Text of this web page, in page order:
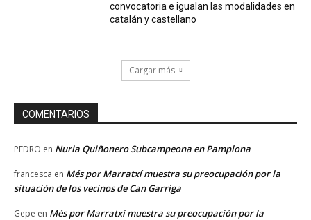
convocatoria e igualan las modalidades en
catalán y castellano
Cargar más
COMENTARIOS
PEDRO en Nuria Quiñonero Subcampeona en Pamplona
francesca en Més por Marratxí muestra su preocupación por la
situación de los vecinos de Can Garriga
Gepe en Més por Marratxí muestra su preocupación por la